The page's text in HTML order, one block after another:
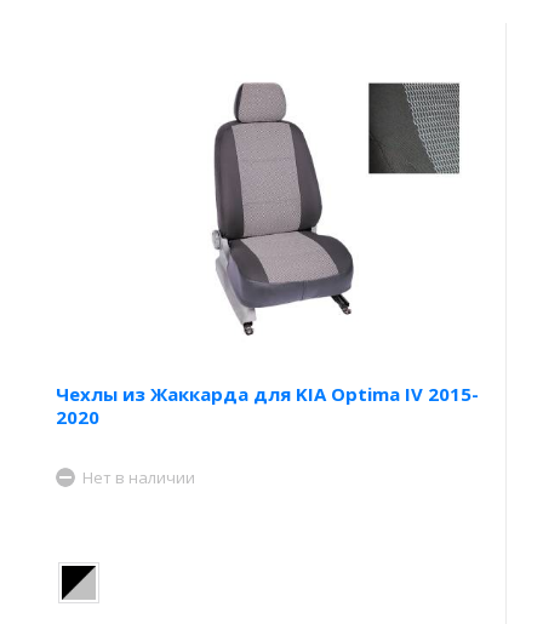
Чехлы из Жаккарда для KIA Optima IV 2015-
2020
Нет в наличии